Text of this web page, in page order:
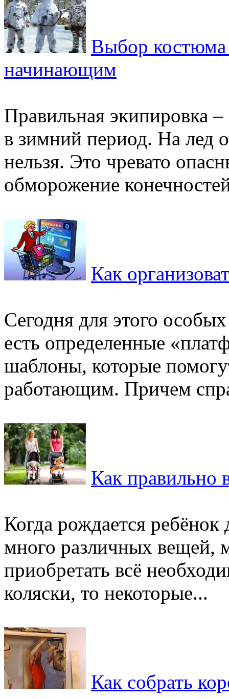
Выбор костюма
начинающим
Правильная экипировка
в зимний период. На лед
нельзя. Это чревато
обморожение
Как
Сегодня для этого
есть определенные
шаблоны, которые
работающим. Причем
Как правильно
Когда рождается
много различных вещей,
приобретать всё
коляски, то некоторые...
Как собрать